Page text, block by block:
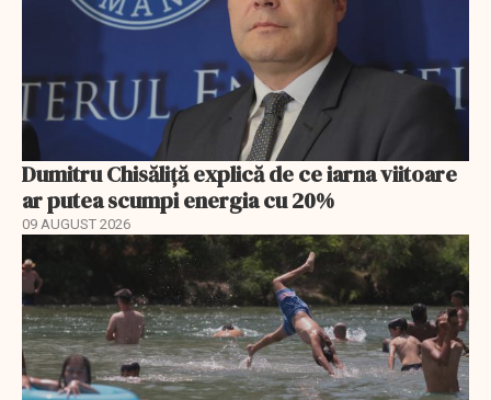
Dumitru Chisăliță explică de ce iarna viitoare
ar putea scumpi energia cu 20%
09 AUGUST 2026